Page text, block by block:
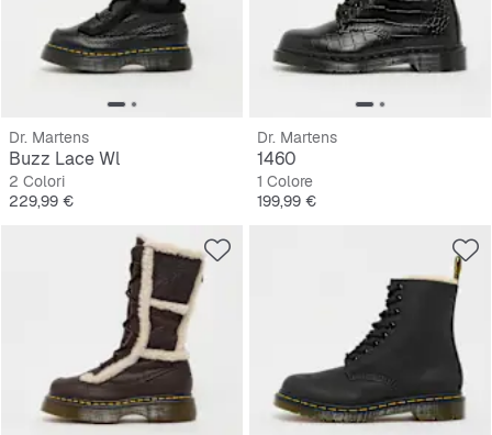
Dr. Martens
Buzz Lace Wl
2 Colori
Prezzo
229,99 €
Dr. Martens
1460
1 Colore
Prezzo
199,99 €